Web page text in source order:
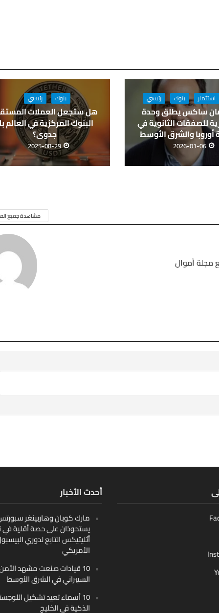
استثمار بنوك رئيسي
ساكس يطلق وحدة
للصفقات الثانوية في
والشرق الأوسط
2026-01-06
بنوك رئيسي
هل ستجعل العملات
البنوك المركزية في العالم
جدوى؟
2025-08-29
مشاهدة جميع
مجلة أموال
أحدث الأخبار
مارك كوبان وهاربينغر سبورتس
يستحوذان على حصة أقلية في
أثليتيكس التابع لدوري
الأمريكي
10 قيادات صنعت مشهد
السيبراني في الشرق الأوسط
10 أسماء تعيد تشكيل
الذكية في الخليج